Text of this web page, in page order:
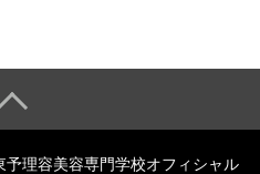
理容美容専門学校オフィシャル